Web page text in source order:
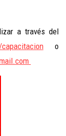
a través del
o